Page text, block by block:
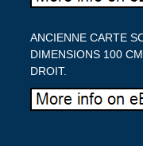
ANCIENNE CARTE
DIMENSIONS 100
DROIT.